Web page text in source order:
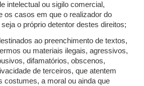
intelectual ou sigilo comercial,
os casos em que o realizador do
o próprio detentor destes direitos;
ao preenchimento de textos,
ou materiais ilegais, agressivos,
difamatórios, obscenos,
de terceiros, que atentem
costumes, a moral ou ainda que